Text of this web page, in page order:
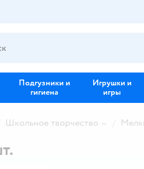
Подгузники и
гигиена
Игрушки и
игры
Школьное творчество